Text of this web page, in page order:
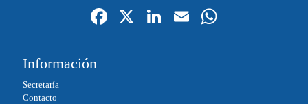
Fa
X
Li
E
Información
Secretaría
Contacto